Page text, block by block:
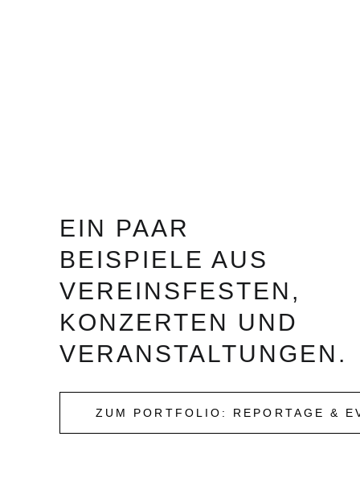
EIN PAAR
BEISPIELE AUS
VEREINSFESTEN,
KONZERTEN UND
VERANSTALTUNGEN.
ZUM PORTFOLIO: REPORTAGE &